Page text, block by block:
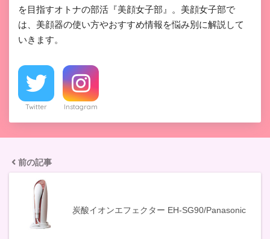
を目指すオトナの部活『美顔女子部』。美顔女子部で
は、美顔器の使い方やおすすめ情報を悩み別に解説して
いきます。
Twitter Instagram
前の記事
炭酸イオンエフェクター EH-SG90/Panasonic